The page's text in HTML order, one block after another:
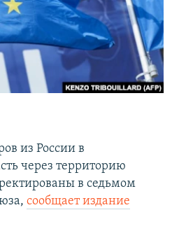
из России в
через территорию
в седьмом
сообщает издание